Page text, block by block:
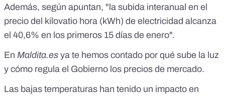
Además, según apuntan, "la subida interanual en el
precio del kilovatio hora (kWh) de electricidad alcanza
el 40,6% en los primeros 15 días de enero".
En Maldita.es ya te hemos contado por qué sube la luz
y cómo regula el Gobierno los precios de mercado.
Las bajas temperaturas han tenido un impacto en